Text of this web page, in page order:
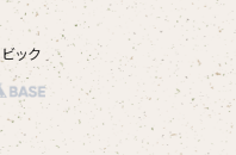
ック